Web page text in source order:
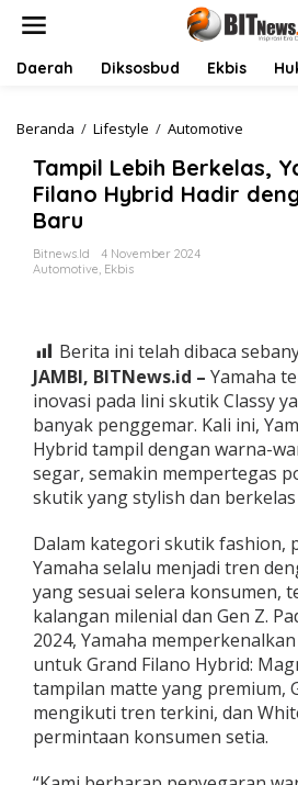
Daerah Diksosbud Ekbis
Beranda / Lifestyle / Automotive
m
p
B
r
k
e
l
s
,
a
m
h
a
G
r
a
n
d
F
l
Tampil Lebih Berkelas,
Filano Hybrid Hadir
Baru
Bitnews.id
4 November 2024
Automotive, Ekbis
Berita ini telah dibaca
JAMBI, BITNews.id – Yamaha
inovasi pada lini skutik Classy
banyak penggemar. Kali ini,
Hybrid tampil dengan warna-
segar, semakin mempertegas
skutik yang stylish dan
Dalam kategori skutik fashion,
Yamaha selalu menjadi tren
yang sesuai selera konsumen,
kalangan milenial dan Gen Z.
2024, Yamaha
untuk Grand Filano Hybrid:
tampilan matte yang premium,
mengikuti tren terkini, dan
permintaan konsumen setia.